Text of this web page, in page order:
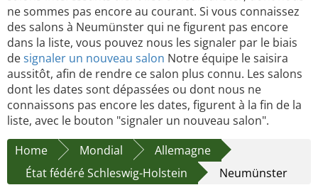
ne sommes pas encore au courant. Si vous connaissez
des salons à Neumünster qui ne figurent pas encore
dans la liste, vous pouvez nous les signaler par le biais
designaler un nouveau salon Notre équipe le saisira
aussitôt, afin de rendre ce salon plus connu. Les salons
dont les dates sont dépassées ou dont nous ne
connaissons pas encore les dates, figurent à la fin de la
liste, avec le bouton "signaler un nouveau salon".
Home
Mondial
Allemagne
État fédéré Schleswig-Holstein
Neumünster